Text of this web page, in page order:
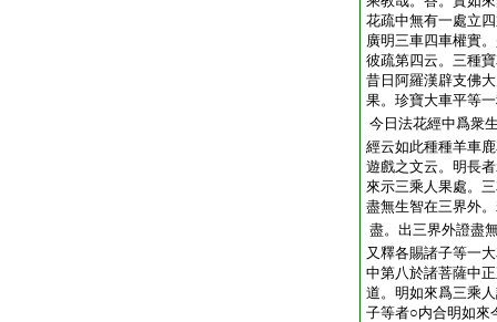
花疏中無有一處立
廣明三車四車權實
彼疏第四云。三種
昔日阿羅漢辟支佛
果。珍寶大車平等
今日法花經中爲衆
經云如此種種羊車
遊戲之文云。明長
來示三乘人果處。
盡無生智在三界外
盡。出三界外證盡
又釋各賜諸子等一
中第八於諸菩薩中
道。明如來爲三乘
子等者○内合明如來